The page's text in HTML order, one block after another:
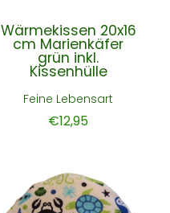
Wärmekissen 20x16
cm Marienkäfer
grün inkl.
Kissenhülle
Feine Lebensart
€12,95